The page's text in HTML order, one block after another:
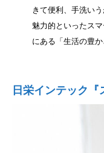
きて便利、手洗い
魅力的といったス
にある「生活の豊
日栄インテック『